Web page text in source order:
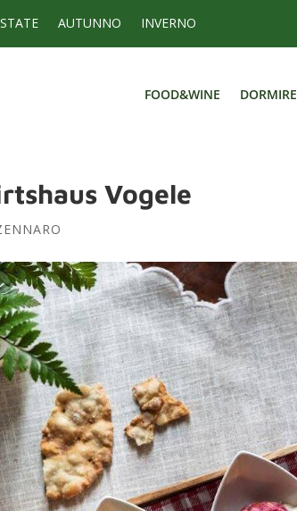
AUTUNNO INVERNO
FOOD&WINE DORMIRE
Vogele